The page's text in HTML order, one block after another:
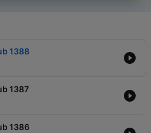
1388
1387
1386